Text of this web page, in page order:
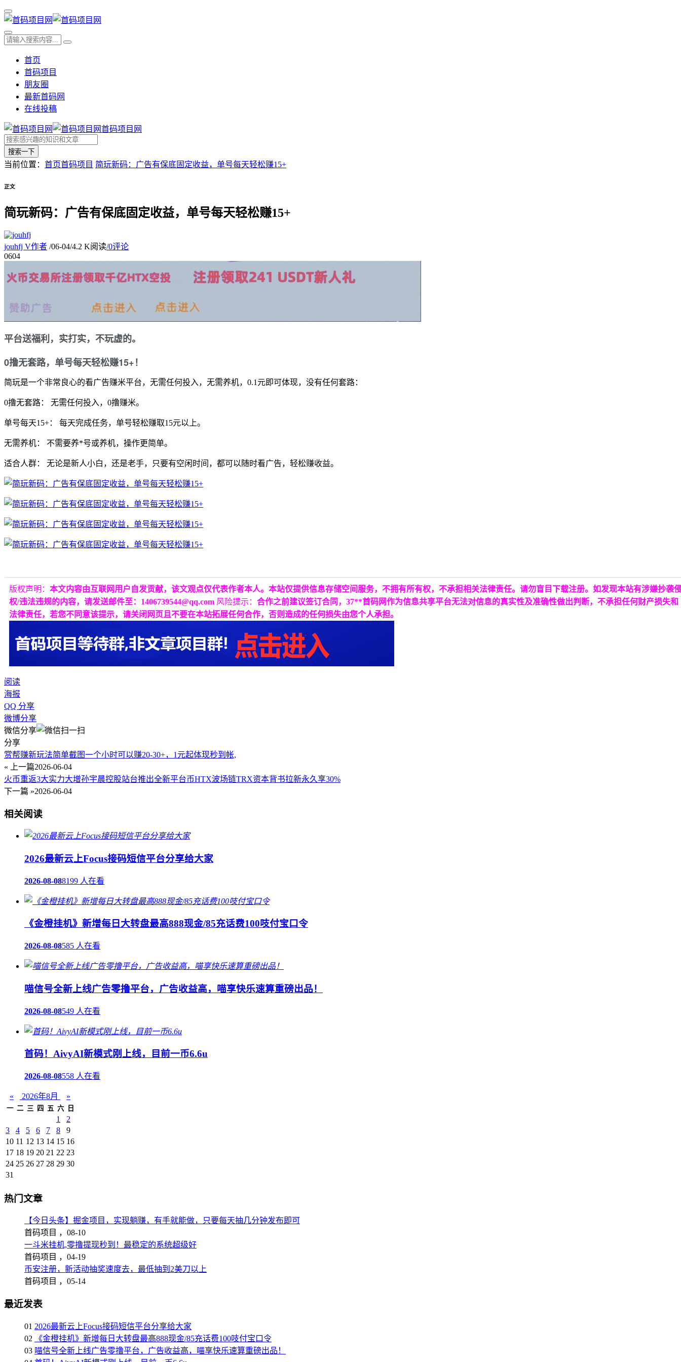
首页
首码项目
朋友圈
最新首码网
在线投稿
首码项目网
搜索一下
当前位置： 首页首码项目 简玩新码：广告有保底固定收益，单号每天轻松赚15+
正文
简玩新码：广告有保底固定收益，单号每天轻松赚15+
jouhfj V作者 /06-04/4.2 K阅读/0评论
0604
平台送福利，实打实，不玩虚的。
0撸无套路，单号每天轻松赚15+！
简玩是一个非常良心的看广告赚米平台， 无需任何投入， 无需养机， 0.1元即可体现， 没有任何套路：
0撸无套路： 无需任何投入， 0撸赚米。
单号每天15+： 每天完成任务， 单号轻松赚取15元以上。
无需养机： 不需要养*号或养机， 操作更简单。
适合人群： 无论是新人小白， 还是老手， 只要有空闲时间， 都可以随时看广告， 轻松赚收益。
版权声明： 本文内容由互联网用户自发贡献，该文观点仅代表作者本人。本站仅提供信息存储空间服务，不拥有所有权，不承担相关法律责任。请勿盲目下载注册。如发现本站有涉嫌抄袭
权/违法违规的内容，请发送邮件至：1406739544@qq.com 风险提示： 合作之前建议签订合同，37**首码网作为信息共享平台无法对信息的真实性及准确性做出判断，不承担任何财产损失和
法律责任，若您不同意该提示，请关闭网页且不要在本站拓展任何合作，否则造成的任何损失由您个人承担。
阅读
海报
QQ 分享
微博分享
微信分享
分享
赏帮赚新玩法简单截图一个小时可以赚20-30+，1元起体现秒到帐,
« 上一篇2026-06-04
火币重返3大实力大增孙宇晨控股站台推出全新平台币HTX波场链TRX资本背书拉新永久享30%
下一篇 »2026-06-04
相关阅读
2026最新云上Focus接码短信平台分享给大家
2026-08-088199 人在看
《金橙挂机》新增每日大转盘最高888现金/85充话费100吱付宝口令
2026-08-08585 人在看
喵信号全新上线广告零撸平台，广告收益高，喵享快乐速算重磅出品！
2026-08-08549 人在看
首码！AivyAI新模式刚上线，目前一币6.6u
2026-08-08558 人在看
« 2026年8月 »
一 二 三 四 五 六 日
1
2
3
4 5 6 7 8
9
10 11 12 13 14 15 16
17 18 19 20 21 22 23
24 25 26 27 28 29 30
31
热门文章
【今日头条】掘金项目，实现躺赚，有手就能做，只要每天抽几分钟发布即可
首码项目 ， 08-10
一斗米挂机,零撸提现秒到！最稳定的系统超级好
首码项目 ， 04-19
币安注册，新活动抽奖速度去，最低抽到2美刀以上
首码项目 ， 05-14
最近发表
01 2026最新云上Focus接码短信平台分享给大家
02
《金橙挂机》新增每日大转盘最高888现金/85充话费100吱付宝口令
03 喵信号全新上线广告零撸平台，广告收益高，喵享快乐速算重磅出品！